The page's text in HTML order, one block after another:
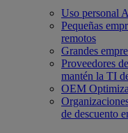
Uso personal
Pequeñas
remotos
Grandes
Proveedores
mantén la TI
OEM
de descuento